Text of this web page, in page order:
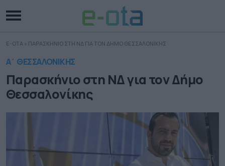
E-OTA » ΠΑΡΑΣΚΗΝΙΟ ΣΤΗ ΝΔ ΓΙΑ ΤΟΝ ΔΗΜΟ ΘΕΣΣΑΛΟΝΙΚΗΣ
Α΄ ΘΕΣΣΑΛΟΝΙΚΗΣ
Παρασκήνιο στη ΝΔ για τον Δήμο
Θεσσαλονίκης